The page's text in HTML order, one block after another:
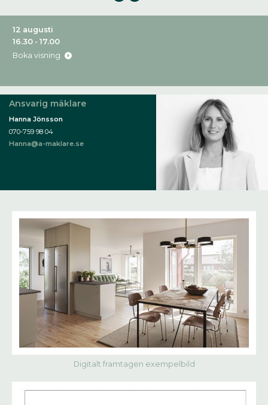
12 augusti
16.30 - 17.00
Boka visning
Ansvarig mäklare
Hanna Jönsson
070-759 98 04
Hanna@a-maklare.se
Digitalt framtagen exempelbild